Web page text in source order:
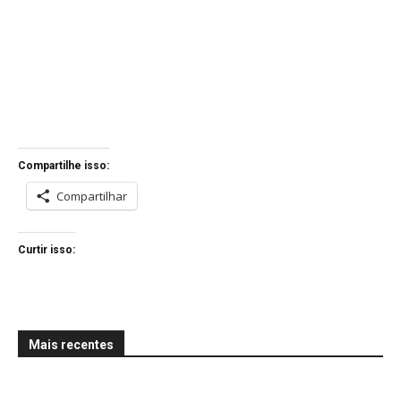
Compartilhe isso:
Compartilhar
Curtir isso:
Mais recentes